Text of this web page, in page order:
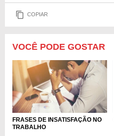
COPIAR
VOCÊ PODE GOSTAR
FRASES DE INSATISFAÇÃO NO
TRABALHO